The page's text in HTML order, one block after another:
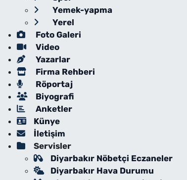
Yemek-yapma
Yerel
Foto Galeri
Video
Yazarlar
Firma Rehberi
Röportaj
Biyografi
Anketler
Künye
İletişim
Servisler
Diyarbakır Nöbetçi Eczaneler
Diyarbakır Hava Durumu